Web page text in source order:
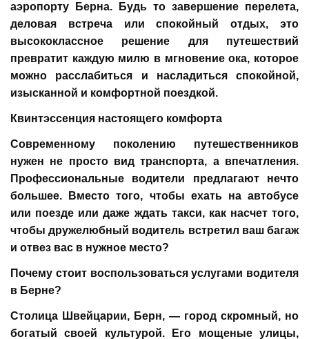
аэропорту Берна. Будь то завершение перелета,
деловая встреча или спокойный отдых, это
высококлассное решение для путешествий
превратит каждую милю в мгновение ока, которое
можно расслабиться и насладиться спокойной,
изысканной и комфортной поездкой.
Квинтэссенция настоящего комфорта
Современному поколению путешественников
нужен не просто вид транспорта, а впечатления.
Профессиональные водители предлагают нечто
большее. Вместо того, чтобы ехать на автобусе
или поезде или даже ждать такси, как насчет того,
чтобы дружелюбный водитель встретил ваш багаж
и отвез вас в нужное место?
Почему стоит воспользоваться услугами водителя
в Берне?
Столица Швейцарии, Берн, — город скромный, но
богатый своей культурой. Его мощеные улицы,